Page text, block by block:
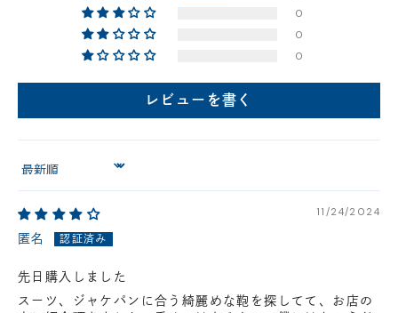
- 在庫 -△
福岡店- 在庫 -△
新製品については販売開始日より取扱いとなります。
※在庫ありの表示の際にも売り切れや他のお客様の取り置きの場合がご
ざいます。
※新製品については、在庫表示が発売開始日までに変動する場合がござ
います。
0
0
0
レビューを書く
Sort by
11/24/2024
匿名
先日購入しました
スーツ、ジャケパンに合う綺麗めな鞄を探してて、お店の